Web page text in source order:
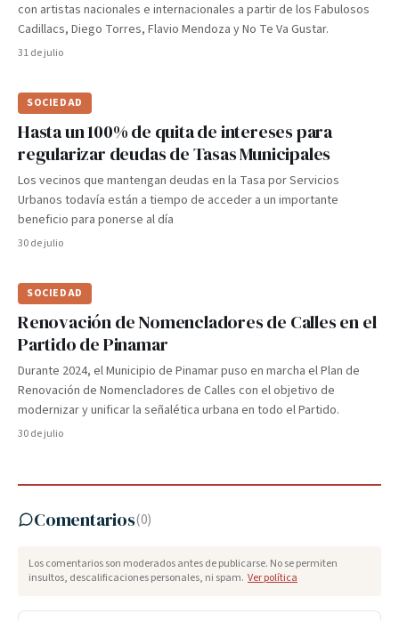
con artistas nacionales e internacionales a partir de los Fabulosos
Cadillacs, Diego Torres, Flavio Mendoza y No Te Va Gustar.
31 de julio
SOCIEDAD
Hasta un 100% de quita de intereses para
regularizar deudas de Tasas Municipales
Los vecinos que mantengan deudas en la Tasa por Servicios
Urbanos todavía están a tiempo de acceder a un importante
beneficio para ponerse al día
30 de julio
SOCIEDAD
Renovación de Nomencladores de Calles en el
Partido de Pinamar
Durante 2024, el Municipio de Pinamar puso en marcha el Plan de
Renovación de Nomencladores de Calles con el objetivo de
modernizar y unificar la señalética urbana en todo el Partido.
30 de julio
Comentarios(0)
Los comentarios son moderados antes de publicarse. No se permiten
insultos, descalificaciones personales, ni spam. Ver política